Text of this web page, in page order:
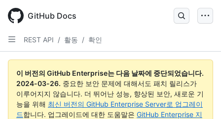
main
content
GitHub Docs
REST API / 활동 / 확인
이 버전의 GitHub Enterprise는 다음 날짜에 중단되었습니다.
2024-03-26. 중요한 보안 문제에 대해서도 패치 릴리스가
이루어지지 않습니다. 더 뛰어난 성능, 향상된 보안, 새로운 기
능을 위해 최신 버전의 GitHub Enterprise Server로 업그레이
드합니다. 업그레이드에 대한 도움말은 GitHub Enterprise 지